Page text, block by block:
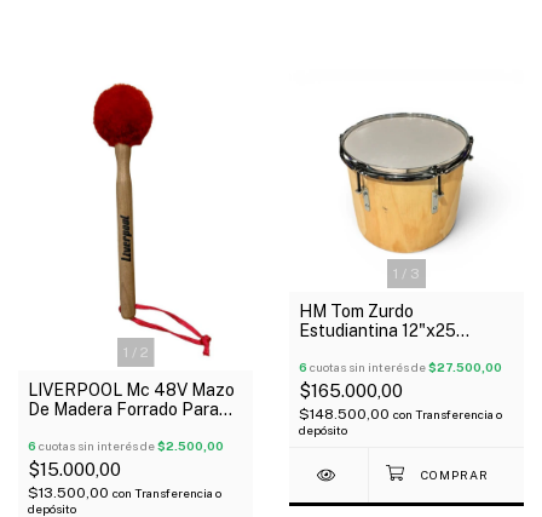
1 / 2
LIVERPOOL Mc 48V Mazo
De Madera Forrado Para
6 cuotas sin interés de$2.500,00
$15.000,00
$13.500,00 con Transferencia o
depósito
1 / 3
HM Tom Zurdo
Estudiantina 12"x25
Torres L Bulones
6 cuotas sin interés de$27.500,00
$165.000,00
$148.500,00 con Transferencia o
depósito